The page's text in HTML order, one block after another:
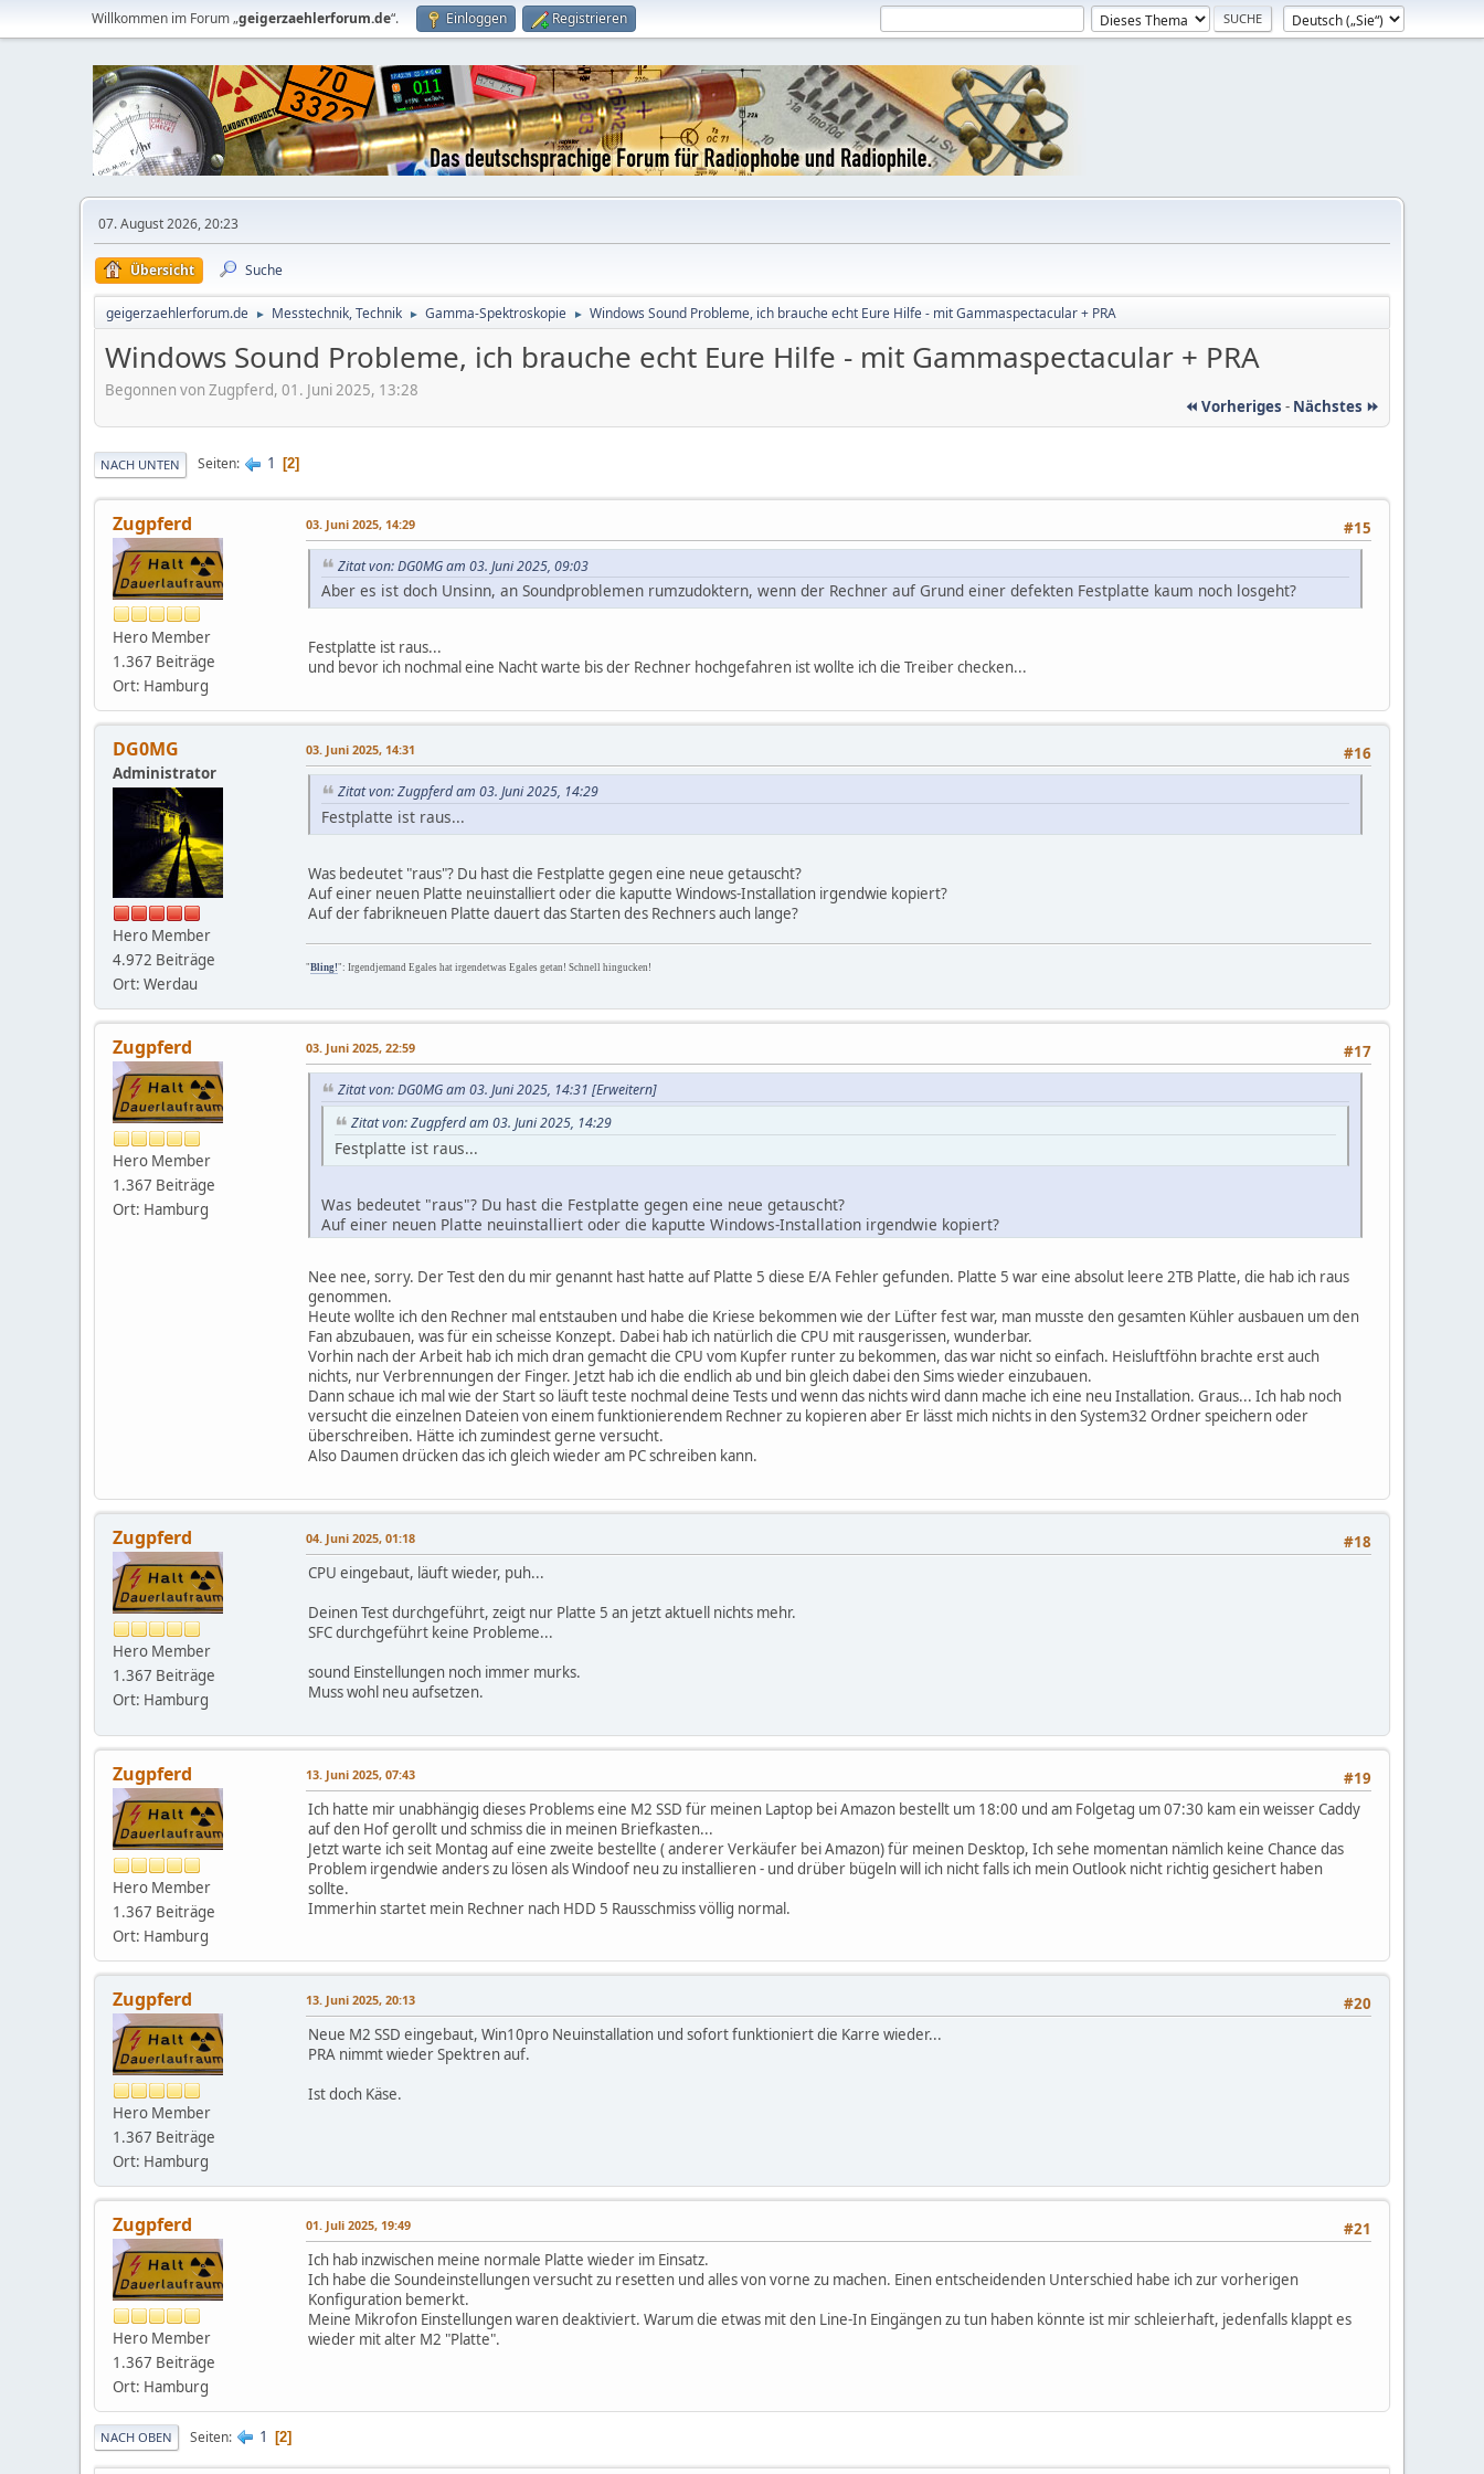
Willkommen im Forum „geigerzaehlerforum.de“. Einloggen Registrieren
07. August 2026, 20:23
Übersicht Suche
geigerzaehlerforum.de ► Messtechnik, Technik ► Gamma-Spektroskopie ► Windows Sound Probleme, ich brauche echt Eure Hilfe - mit Gammaspectacular + PRA
Windows Sound Probleme, ich brauche echt Eure Hilfe - mit Gammaspectacular + PRA
Begonnen von Zugpferd, 01. Juni 2025, 13:28
⏪ Vorheriges - Nächstes ⏩
NACH UNTEN Seiten 1 2
Zugpferd
Hero Member
1.367 Beiträge
Ort: Hamburg
#15
03. Juni 2025, 14:29
Zitat von: DG0MG am 03. Juni 2025, 09:03
Aber es ist doch Unsinn, an Soundproblemen rumzudoktern, wenn der Rechner auf Grund einer defekten Festplatte kaum noch losgeht?
Festplatte ist raus...
und bevor ich nochmal eine Nacht warte bis der Rechner hochgefahren ist wollte ich die Treiber checken...
DG0MG
Administrator
Hero Member
4.972 Beiträge
Ort: Werdau
#16
03. Juni 2025, 14:31
Zitat von: Zugpferd am 03. Juni 2025, 14:29
Festplatte ist raus...
Was bedeutet "raus"? Du hast die Festplatte gegen eine neue getauscht?
Auf einer neuen Platte neuinstalliert oder die kaputte Windows-Installation irgendwie kopiert?
Auf der fabrikneuen Platte dauert das Starten des Rechners auch lange?
"Bling!": Irgendjemand Egales hat irgendetwas Egales getan! Schnell hingucken!
Zugpferd
Hero Member
1.367 Beiträge
Ort: Hamburg
#17
03. Juni 2025, 22:59
Zitat von: DG0MG am 03. Juni 2025, 14:31 [Erweitern]
Zitat von: Zugpferd am 03. Juni 2025, 14:29
Festplatte ist raus...
Was bedeutet "raus"? Du hast die Festplatte gegen eine neue getauscht?
Auf einer neuen Platte neuinstalliert oder die kaputte Windows-Installation irgendwie kopiert?
Auf der fabrikneuen Platte dauert das Starten des Rechners auch lange?
Nee nee, sorry. Der Test den du mir genannt hast hatte auf Platte 5 diese E/A Fehler gefunden. Platte 5 war eine absolut leere 2TB Platte, die hab ich raus
genommen.
Heute wollte ich den Rechner mal entstauben und habe die Kriese bekommen wie der Lüfter fest war, man musste den gesamten Kühler ausbauen um den
Fan abzubauen, was für ein scheisse Konzept. Dabei hab ich natürlich die CPU mit rausgerissen, wunderbar.
Vorhin nach der Arbeit hab ich mich dran gemacht die CPU vom Kupfer runter zu bekommen, das war nicht so einfach. Heisluftföhn brachte erst auch
nichts, nur Verbrennungen der Finger. Jetzt hab ich die endlich ab und bin gleich dabei den Sims wieder einzubauen.
Dann schaue ich mal wie der Start so läuft teste nochmal deine Tests und wenn das nichts wird dann mache ich eine neu Installation. Graus... Ich hab noch
versucht die einzelnen Dateien von einem funktionierendem Rechner zu kopieren aber Er lässt mich nichts in den System32 Ordner speichern oder
überschreiben. Hätte ich zumindest gerne versucht.
Also Daumen drücken das ich gleich wieder am PC schreiben kann.
Zugpferd
Hero Member
1.367 Beiträge
Ort: Hamburg
#18
04. Juni 2025, 01:18
CPU eingebaut, läuft wieder, puh...
Deinen Test durchgeführt, zeigt nur Platte 5 an jetzt aktuell nichts mehr.
SFC durchgeführt keine Probleme...
sound Einstellungen noch immer murks.
Muss wohl neu aufsetzen.
Zugpferd
Hero Member
1.367 Beiträge
Ort: Hamburg
#19
13. Juni 2025, 07:43
Ich hatte mir unabhängig dieses Problems eine M2 SSD für meinen Laptop bei Amazon bestellt um 18:00 und am Folgetag um 07:30 kam ein weisser Caddy
auf den Hof gerollt und schmiss die in meinen Briefkasten...
Jetzt warte ich seit Montag auf eine zweite bestellte ( anderer Verkäufer bei Amazon) für meinen Desktop, Ich sehe momentan nämlich keine Chance das
Problem irgendwie anders zu lösen als Windoof neu zu installieren - und drüber bügeln will ich nicht falls ich mein Outlook nicht richtig gesichert haben
sollte.
Immerhin startet mein Rechner nach HDD 5 Rausschmiss völlig normal.
Zugpferd
Hero Member
1.367 Beiträge
Ort: Hamburg
#20
13. Juni 2025, 20:13
Neue M2 SSD eingebaut, Win10pro Neuinstallation und sofort funktioniert die Karre wieder...
PRA nimmt wieder Spektren auf.
Ist doch Käse.
Zugpferd
Hero Member
1.367 Beiträge
Ort: Hamburg
#21
01. Juli 2025, 19:49
Ich hab inzwischen meine normale Platte wieder im Einsatz.
Ich habe die Soundeinstellungen versucht zu resetten und alles von vorne zu machen. Einen entscheidenden Unterschied habe ich zur vorherigen
Konfiguration bemerkt.
Meine Mikrofon Einstellungen waren deaktiviert. Warum die etwas mit den Line-In Eingängen zu tun haben könnte ist mir schleierhaft, jedenfalls klappt es
wieder mit alter M2 "Platte".
NACH OBEN Seiten 1 2